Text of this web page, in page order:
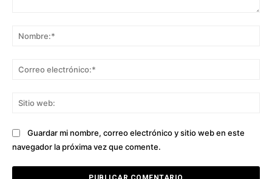
Guardar mi nombre, correo electrónico y sitio web en este
navegador la próxima vez que comente.